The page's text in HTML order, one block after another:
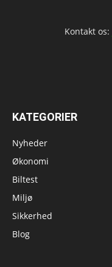
Kontakt os:
KATEGORIER
Nyheder
Økonomi
Biltest
Miljø
Sikkerhed
Blog